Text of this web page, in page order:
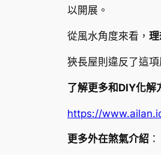
以開展。
從風水角度來看，
狹長屋則違反了這
了解更多和DIY化解
https://
更多外在煞氣介紹 ：